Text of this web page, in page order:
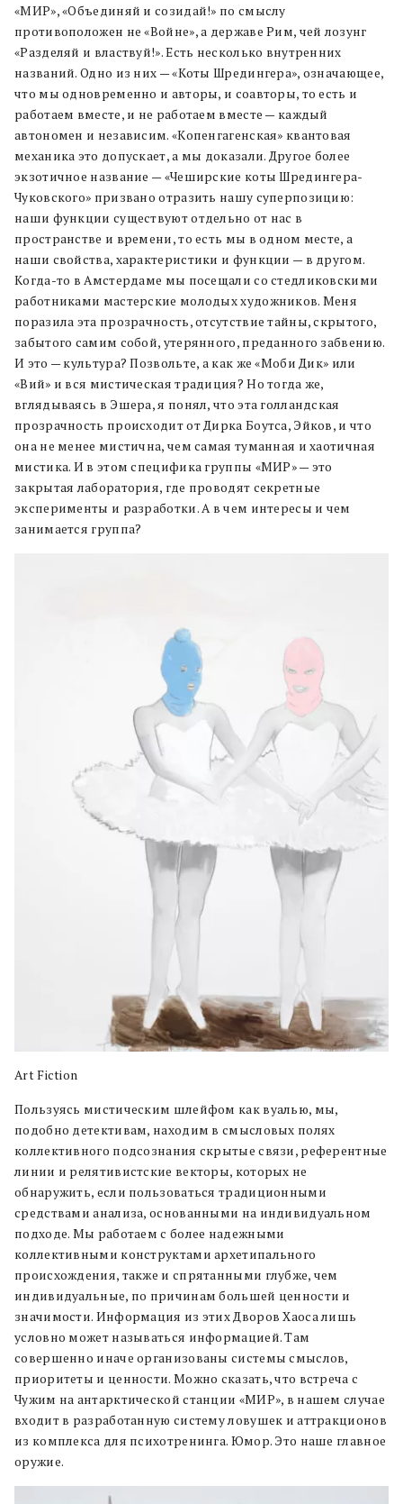
«МИР», «Объединяй и созидай!» по смыслу
противоположен не «Войне», а державе Рим, чей лозунг
«Разделяй и властвуй!». Есть несколько внутренних
названий. Одно из них — «Коты Шредингера», означающее,
что мы одновременно и авторы, и соавторы, то есть и
работаем вместе, и не работаем вместе — каждый
автономен и независим. «Копенгагенская» квантовая
механика это допускает, а мы доказали. Другое более
экзотичное название — «Чеширские коты Шредингера-
Чуковского» призвано отразить нашу суперпозицию:
наши функции существуют отдельно от нас в
пространстве и времени, то есть мы в одном месте, а
наши свойства, характеристики и функции — в другом.
Когда-то в Амстердаме мы посещали со стедликовскими
работниками мастерские молодых художников. Меня
поразила эта прозрачность, отсутствие тайны, скрытого,
забытого самим собой, утерянного, преданного забвению.
И это — культура? Позвольте, а как же «Моби Дик» или
«Вий» и вся мистическая традиция? Но тогда же,
вглядываясь в Эшера, я понял, что эта голландская
прозрачность происходит от Дирка Боутса, Эйков, и что
она не менее мистична, чем самая туманная и хаотичная
мистика. И в этом специфика группы «МИР» — это
закрытая лаборатория, где проводят секретные
эксперименты и разработки. А в чем интересы и чем
занимается группа?
Art Fiction
Пользуясь мистическим шлейфом как вуалью, мы,
подобно детективам, находим в смысловых полях
коллективного подсознания скрытые связи, референтные
линии и релятивистские векторы, которых не
обнаружить, если пользоваться традиционными
средствами анализа, основанными на индивидуальном
подходе. Мы работаем с более надежными
коллективными конструктами архетипального
происхождения, также и спрятанными глубже, чем
индивидуальные, по причинам большей ценности и
значимости. Информация из этих Дворов Хаоса лишь
условно может называться информацией. Там
совершенно иначе организованы системы смыслов,
приоритеты и ценности. Можно сказать, что встреча с
Чужим на антарктической станции «МИР», в нашем случае
входит в разработанную систему ловушек и аттракционов
из комплекса для психотренинга. Юмор. Это наше главное
оружие.